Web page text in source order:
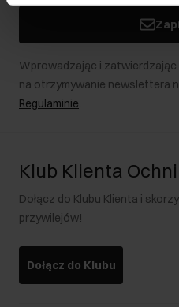
Wprowadzając i
na otrzymywanie newslettera
Regulaminie.
Klub Klienta
Dołącz do Klubu Klienta i
przywilejów!
Dołącz do Klubu